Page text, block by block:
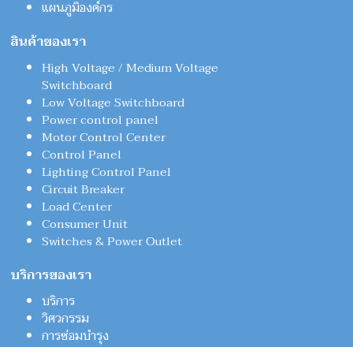
แผนภูมิองค์กร
สินค้าของเรา
High Voltage / Medium Voltage
Switchboard
Low Voltage Switchboard
Power control panel
Motor Control Center
Control Panel
Lighting Control Panel
Circuit Breaker
Load Center
Consumer Unit
Switches & Power Outlet
บริการของเรา
บริการ
วิศวกรรม
การซ่อมบำรุง